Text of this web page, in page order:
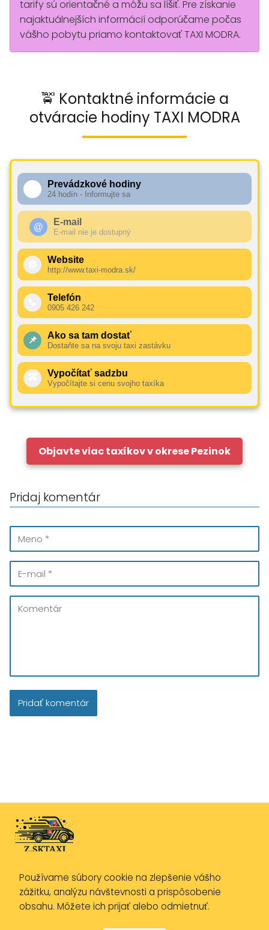
tarify sú orientačné a môžu sa líšiť. Pre získanie
najaktuálnejších informácií odporúčame počas
vášho pobytu priamo kontaktovať TAXI MODRA.
🚖 Kontaktné informácie a
otváracie hodiny TAXI MODRA
Prevádzkové hodiny
24 hodín - Informujte sa
@ E-mail
E-mail nie je dostupný
Website
http://www.taxi-modra.sk/
Telefón
0905 426 242
📌 Ako sa tam dostať
Dostaňte sa na svoju taxi zastávku
Vypočítať sadzbu
Vypočítajte si cenu svojho taxíka
Objavte viac taxíkov v okrese Pezinok
Pridaj komentár
Zásady ochrany osobných údajov
Zásady používania cookies
Používame súbory cookie na zlepšenie vášho
zážitku, analýzu návštevnosti a prispôsobenie
obsahu. Môžete ich prijať alebo odmietnuť.